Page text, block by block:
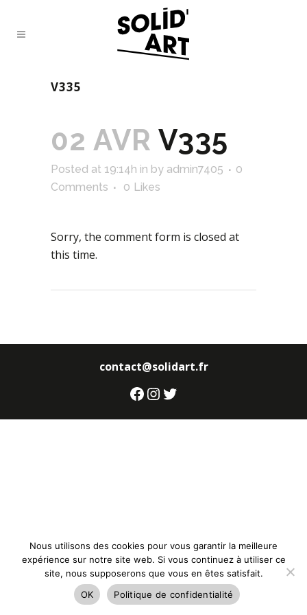
V335
02 AVR V335
Posted at 19:14h in by admin7405
0
Comments
0 Likes
Sorry, the comment form is closed at
this time.
contact@solidart.fr
Facebook
Instagram
Twitter
Nous utilisons des cookies pour vous garantir la meilleure
expérience sur notre site web. Si vous continuez à utiliser ce
site, nous supposerons que vous en êtes satisfait.
OK
Politique de confidentialité